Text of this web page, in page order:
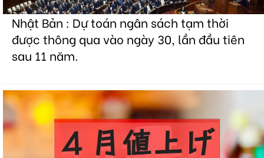
Nhật Bản : Dự toán ngân sách tạm thời
được thông qua vào ngày 30, lần đầu tiên
sau 11 năm.